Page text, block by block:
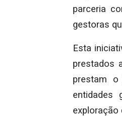
parceria
gestoras
Esta
prestados
prestam o
entidades
exploração